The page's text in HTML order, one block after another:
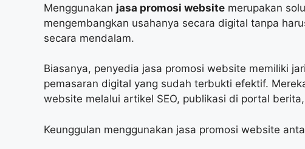
Menggunakan jasa promosi website merupakan
mengembangkan usahanya secara digital tanpa
secara mendalam.
Biasanya, penyedia jasa promosi website memiliki
pemasaran digital yang sudah terbukti efektif.
website melalui artikel SEO, publikasi di portal
Keunggulan menggunakan jasa promosi website